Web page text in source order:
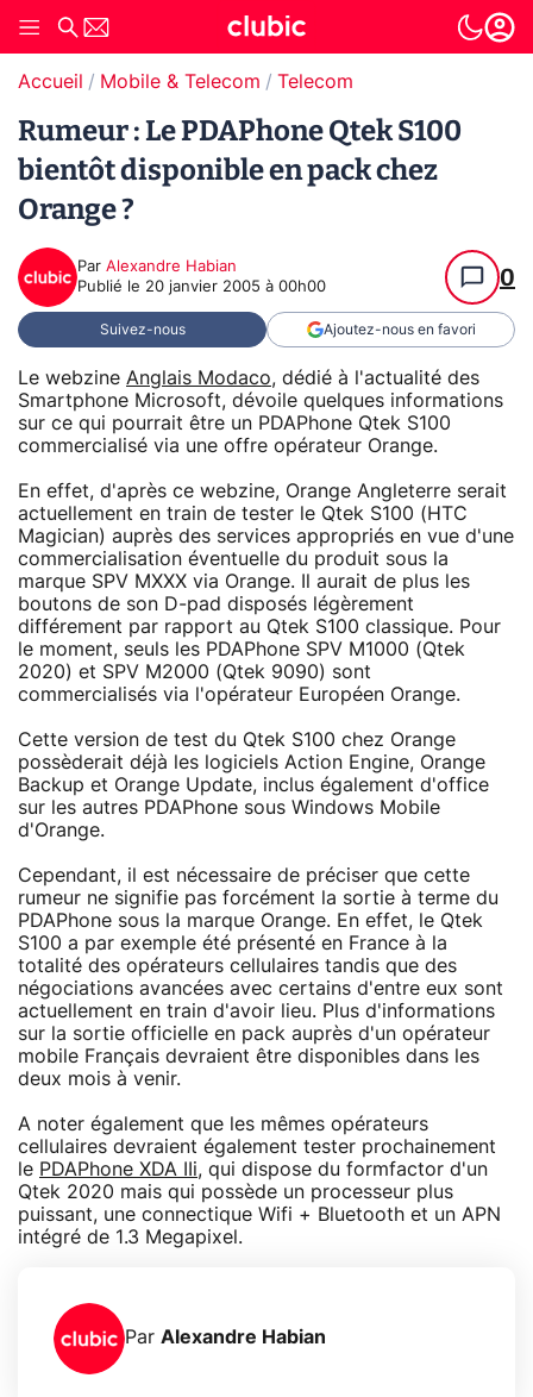
Accueil Mobile & Telecom Telecom
Rumeur : Le PDAPhone Qtek S100
bientôt disponible en pack chez
Orange ?
Par Alexandre Habian
Publié le 20 janvier 2005 à 00h00 0
Suivez-nous Ajoutez-nous en favori
Le webzine Anglais Modaco, dédié à l'actualité des
Smartphone Microsoft, dévoile quelques informations
sur ce qui pourrait être un PDAPhone Qtek S100
commercialisé via une offre opérateur Orange.
En effet, d'après ce webzine, Orange Angleterre serait
actuellement en train de tester le Qtek S100 (HTC
Magician) auprès des services appropriés en vue d'une
commercialisation éventuelle du produit sous la
marque SPV MXXX via Orange. Il aurait de plus les
boutons de son D-pad disposés légèrement
différement par rapport au Qtek S100 classique. Pour
le moment, seuls les PDAPhone SPV M1000 (Qtek
2020) et SPV M2000 (Qtek 9090) sont
commercialisés via l'opérateur Européen Orange.
Cette version de test du Qtek S100 chez Orange
possèderait déjà les logiciels Action Engine, Orange
Backup et Orange Update, inclus également d'office
sur les autres PDAPhone sous Windows Mobile
d'Orange.
Cependant, il est nécessaire de préciser que cette
rumeur ne signifie pas forcément la sortie à terme du
PDAPhone sous la marque Orange. En effet, le Qtek
S100 a par exemple été présenté en France à la
totalité des opérateurs cellulaires tandis que des
négociations avancées avec certains d'entre eux sont
actuellement en train d'avoir lieu. Plus d'informations
sur la sortie officielle en pack auprès d'un opérateur
mobile Français devraient être disponibles dans les
deux mois à venir.
A noter également que les mêmes opérateurs
cellulaires devraient également tester prochainement
le PDAPhone XDA IIi, qui dispose du formfactor d'un
Qtek 2020 mais qui possède un processeur plus
puissant, une connectique Wifi + Bluetooth et un APN
intégré de 1.3 Megapixel.
Par Alexandre Habian